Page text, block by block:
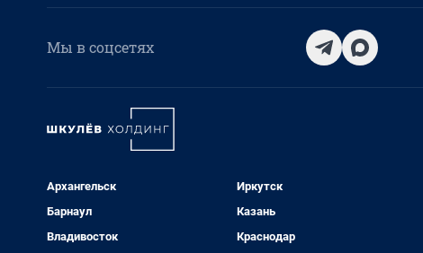
Мы в соцсетях
Архангельск
Барнаул
Владивосток
Иркутск
Казань
Краснодар